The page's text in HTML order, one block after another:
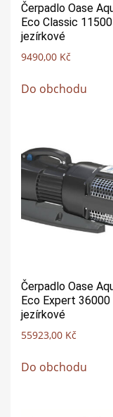
Čerpadlo Oase
Eco Classic 11500
jezírkové
9490,00 Kč
Do obchodu
Čerpadlo Oase
Eco Expert 36000
jezírkové
55923,00 Kč
Do obchodu